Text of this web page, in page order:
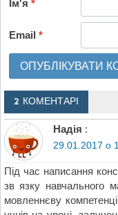
Ім'я*
Email*
2 КОМЕНТАРІ
Надія :
29.01.2017 о
Під час написання
зв язку навчального
мовленнєву